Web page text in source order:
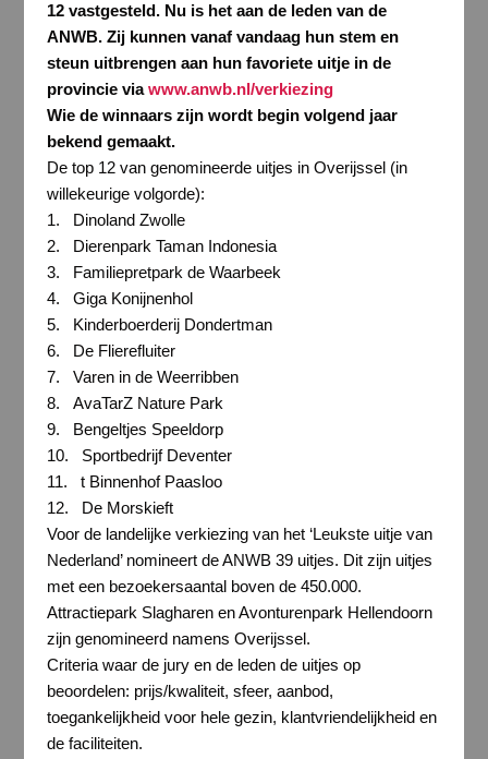
12 vastgesteld. Nu is het aan de leden van de
ANWB. Zij kunnen vanaf vandaag hun stem en
steun uitbrengen aan hun favoriete uitje in de
provincie viawww.anwb.nl/verkiezing
Wie de winnaars zijn wordt begin volgend jaar
bekend gemaakt.
De top 12 van genomineerde uitjes in Overijssel (in
willekeurige volgorde):
1. Dinoland Zwolle
2. Dierenpark Taman Indonesia
3. Familiepretpark de Waarbeek
4. Giga Konijnenhol
5. Kinderboerderij Dondertman
6. De Flierefluiter
7. Varen in de Weerribben
8. AvaTarZ Nature Park
9. Bengeltjes Speeldorp
10. Sportbedrijf Deventer
11. t Binnenhof Paasloo
12. De Morskieft
Voor de landelijke verkiezing van het ‘Leukste uitje van
Nederland’ nomineert de ANWB 39 uitjes. Dit zijn uitjes
met een bezoekersaantal boven de 450.000.
Attractiepark Slagharen en Avonturenpark Hellendoorn
zijn genomineerd namens Overijssel.
Criteria waar de jury en de leden de uitjes op
beoordelen: prijs/kwaliteit, sfeer, aanbod,
toegankelijkheid voor hele gezin, klantvriendelijkheid en
de faciliteiten.